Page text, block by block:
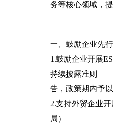
务等核心领域，提
一、鼓励企业先
1.鼓励企业开展
持续披露准则——
告，政策期内予
2.支持外贸企业
局）